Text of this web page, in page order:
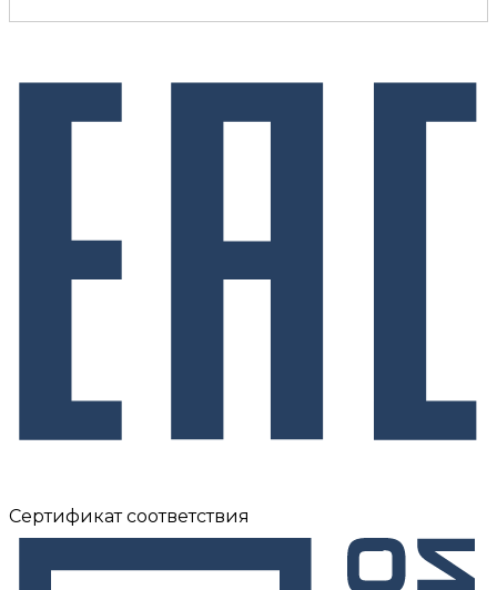
Сертификат соответствия